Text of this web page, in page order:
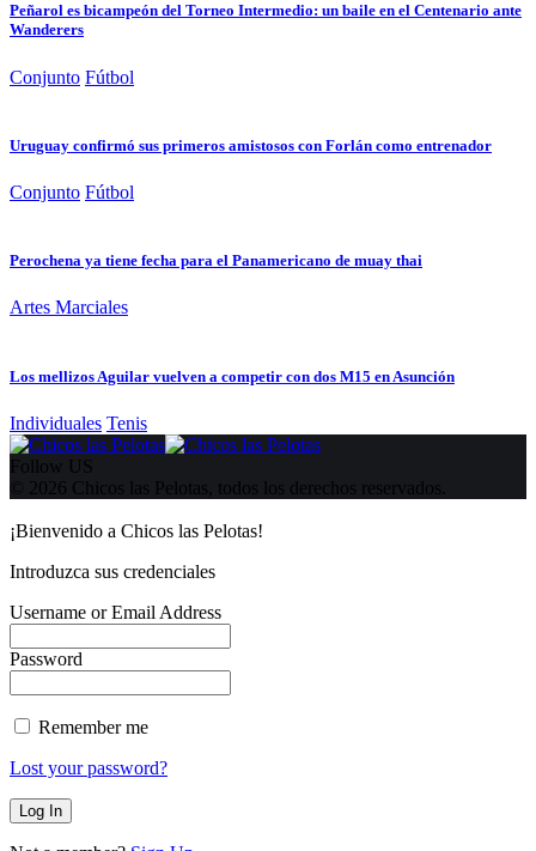
Peñarol es bicampeón del Torneo Intermedio: un baile en el Centenario ante
Wanderers
Conjunto Fútbol
Uruguay confirmó sus primeros amistosos con Forlán como entrenador
Conjunto Fútbol
Perochena ya tiene fecha para el Panamericano de muay thai
Artes Marciales
Los mellizos Aguilar vuelven a competir con dos M15 en Asunción
Individuales Tenis
Follow US
© 2026 Chicos las Pelotas, todos los derechos reservados.
¡Bienvenido a Chicos las Pelotas!
Introduzca sus credenciales
Username or Email Address
Password
Remember me
Lost your password?